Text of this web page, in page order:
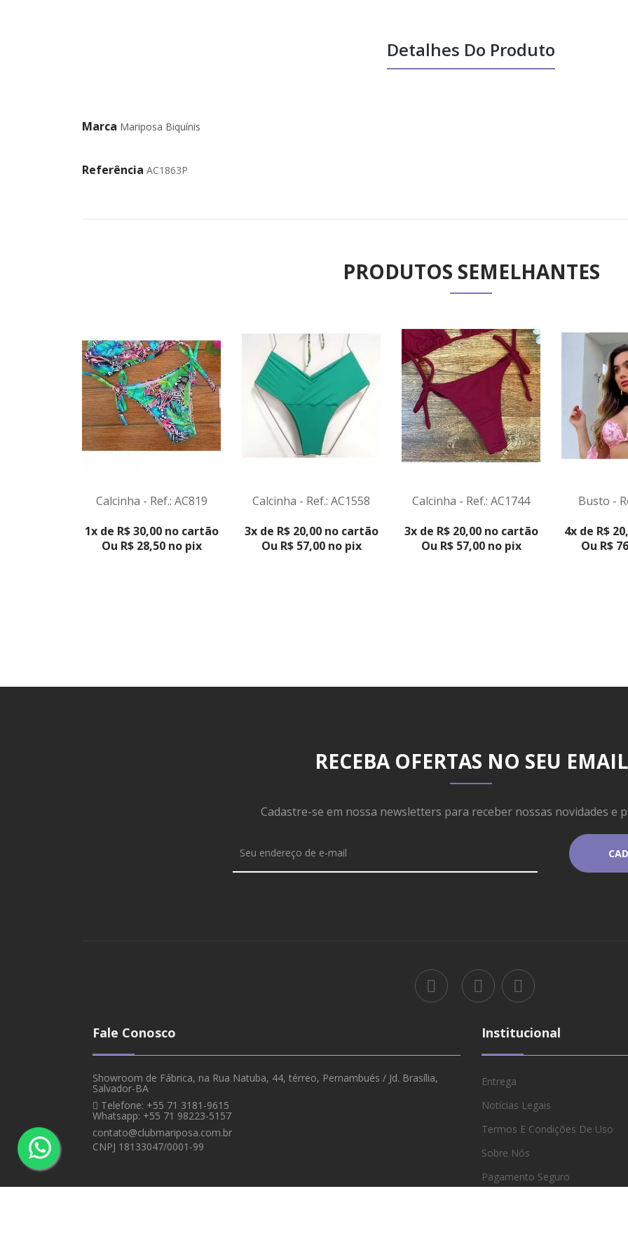
Detalhes Do Produto
Marca Mariposa Biquínis
Referência AC1863P
PRODUTOS SEMELHANTES
Calcinha - Ref.: AC819
1x de R$ 30,00 no cartão
Ou R$ 28,50 no pix
Calcinha - Ref.: AC1558
3x de R$ 20,00 no cartão
Ou R$ 57,00 no pix
Calcinha - Ref.: AC1744
3x de R$ 20,00 no cartão
Ou R$ 57,00 no pix
Busto -
4x de R$
Ou R$
RECEBA OFERTAS NO SEU EMAIL
Cadastre-se em nossa newsletters para receber nossas novidades e
Fale Conosco
Showroom de Fábrica, na Rua Natuba, 44, térreo, Pernambués / Jd. Brasília,
Salvador-BA
Telefone: +55 71 3181-9615
Whatsapp: +55 71 98223-5157
contato@clubmariposa.com.br
CNPJ 18133047/0001-99
Institucional
Entrega
Notícias Legais
Termos E Condições De Uso
Sobre Nós
Pagamento Seguro